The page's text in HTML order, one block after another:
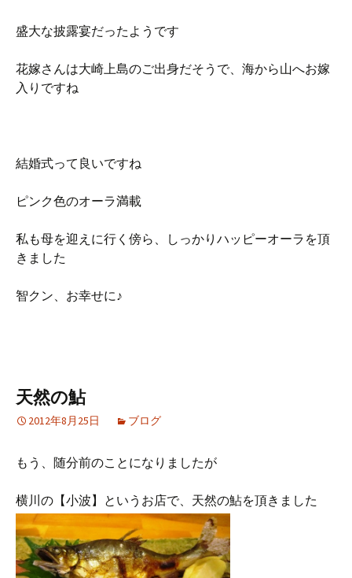
盛大な披露宴だったようです
花嫁さんは大崎上島のご出身だそうで、海から山へお嫁
入りですね
結婚式って良いですね
ピンク色のオーラ満載
私も母を迎えに行く傍ら、しっかりハッピーオーラを頂
きました
智クン、お幸せに♪
天然の鮎
2012年8月25日 ブログ
もう、随分前のことになりましたが
横川の【小波】というお店で、天然の鮎を頂きました